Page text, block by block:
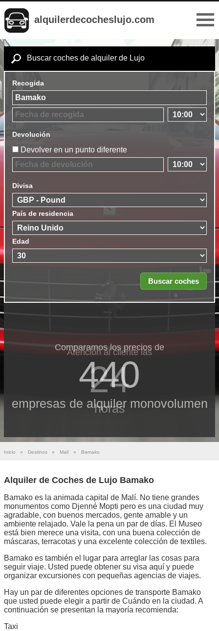
alquilerdecocheslujo.com
Buscar coches de alquiler de Lujo
Recogida
Devolución
Devolver en un punto diferente
Divisa
País de residencia
Edad
Comparamos los precios de
440
empresas de alquiler monovolumen
Atención al cliente las
24
horas
Inicio » Destinos » Malí » Bamako
Alquiler de Coches de Lujo Bamako
Bamako es la animada capital de Malí. No tiene grandes
monumentos como Djenné Mopti pero es una ciudad muy
agradable, con buenos mercados, gente amable y un
ambiente relajado. Vale la pena un par de días. El Museo
está bien merece una visita, con una buena colección de
máscaras, terracotas y una excelente colección de textiles.
Bamako es también el lugar para arreglar las cosas para
seguir viaje. Usted puede obtener su visa aquí y puede
organizar excursiones con pequeñas agencias de viajes.
Hay un par de diferentes opciones de transporte Bamako
que usted puede elegir a partir de Cuándo en la ciudad. A
continuación se presentan la mayoría recomienda:
Taxi